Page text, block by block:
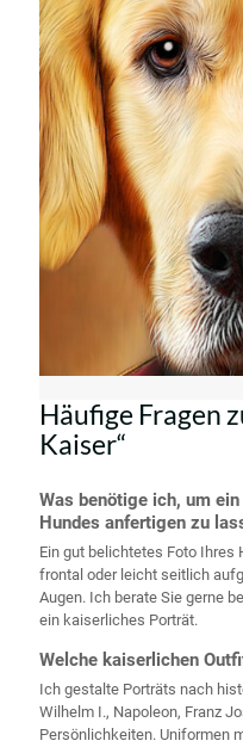
Häufige Fragen
Kaiser“
Was benötige ich, um
Hundes anfertigen zu
Ein gut belichtetes Foto
frontal oder leicht seitlich
Augen. Ich berate Sie gerne
ein kaiserliches Porträt.
Welche kaiserlichen
Ich gestalte Porträts nach
Wilhelm I., Napoleon, Franz
Persönlichkeiten. Uniformen